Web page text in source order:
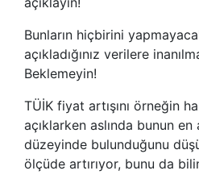
Bunların hiçbirini
açıkladığınız verilere
Beklemeyin!
TÜİK fiyat artışını örneğin
açıklarken aslında bunun
düzeyinde bulunduğunu
ölçüde artırıyor, bunu da